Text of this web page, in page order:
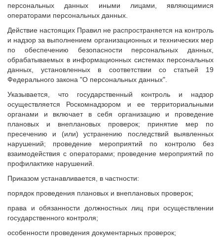
персональных данных иными лицами, являющимися
операторами персональных данных.
Действие настоящих Правил не распространяется на контроль
и надзор за выполнением организационных и технических мер
по обеспечению безопасности персональных данных,
обрабатываемых в информационных системах персональных
данных, установленных в соответствии со статьей 19
Федерального закона "О персональных данных".
Указывается, что государственный контроль и надзор
осуществляется Роскомнадзором и ее территориальными
органами и включает в себя организацию и проведение
плановых и внеплановых проверок; принятие мер по
пресечению и (или) устранению последствий выявленных
нарушений; проведение мероприятий по контролю без
взаимодействия с операторами; проведение мероприятий по
профилактике нарушений.
Приказом устанавливается, в частности:
порядок проведения плановых и внеплановых проверок;
права и обязанности должностных лиц при осуществлении
государственного контроля;
особенности проведения документарных проверок;